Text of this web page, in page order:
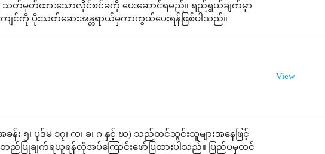
တ်မှတ်ထားသောလိုင်စင်ခကို ပေးဆောင်ရမည်။ ရည်ရွယ်ချက်မှာ
ကျင်ကို ပိုးသတ်ဆေးအန္တရာယ်မှကာကွယ်ပေးရန်ဖြစ်ပါသည်။
View
း ၅၊ ပုဒ်မ ၁၇၊ က၊ ခ၊ ဂ နှင့် ဃ) သည်တင်သွင်းသူများအနေဖြင့်
ပြုချက်ရယူရန်လိုအပ်ကြောင်းဖော်ပြထားပါသည်။ ပြည်ပမှတင်